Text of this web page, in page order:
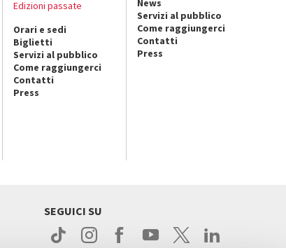
Edizioni passate
Orari e sedi
Biglietti
Servizi al pubblico
Come raggiungerci
Contatti
Press
News
Servizi al pubblico
Come raggiungerci
Contatti
Press
SEGUICI SU